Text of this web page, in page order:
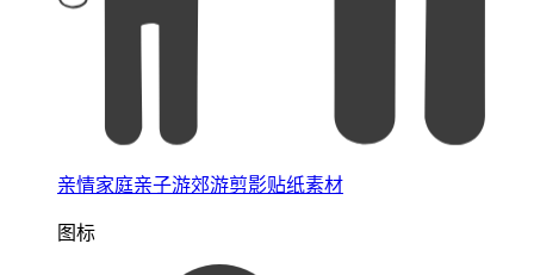
亲情家庭亲子游郊游剪影贴纸素材
图标